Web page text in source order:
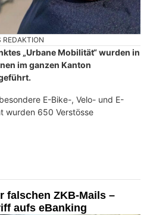
REDAKTION
„Urbane Mobilität“ wurden in
im ganzen Kanton
E-Bike-, Velo- und E-
wurden 650 Verstösse
falschen ZKB-Mails –
aufs eBanking